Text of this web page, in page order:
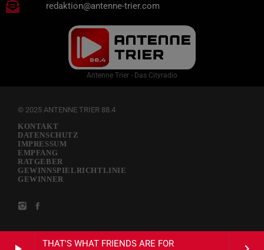
THAT'S WHAT FRIENDS ARE FOR
redaktion@antenne-trier.com
Antenne Trier - Das Cityradio
© 2025 ANTENNE TRIER 88.4
KONTAKT
DATENSCHUTZ
IMPRESSUM
EMPFANG
RATGEBER
GEWINNSPIELRICHTLINIE
GEWINNER